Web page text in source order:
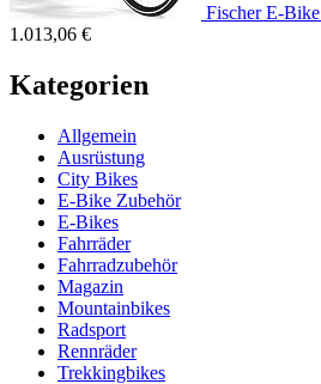
Fischer E-
1.013,06 €
Kategorien
Allgemein
Ausrüstung
City Bikes
E-Bike Zubehör
E-Bikes
Fahrräder
Fahrradzubehör
Magazin
Mountainbikes
Radsport
Rennräder
Trekkingbikes